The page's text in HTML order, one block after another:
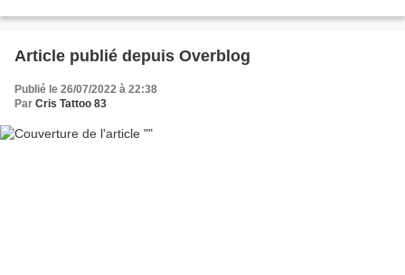
Article publié depuis Overblog
Publié le 26/07/2022 à 22:38
Par Cris Tattoo 83